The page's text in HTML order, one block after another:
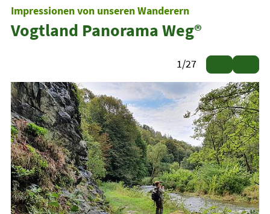
Impressionen von unseren Wanderern
Vogtland Panorama Weg®
1/27